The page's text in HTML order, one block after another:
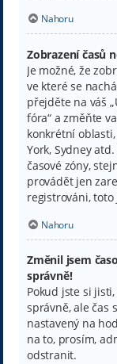
Nahoru
Zobrazení časů
Je možné, že
ve které se
přejděte na váš
fóra“ a změňte
konkrétní
York, Sydney
časové zóny,
provádět jen
registrováni,
Nahoru
Změnil jsem
správně!
Pokud jste si
správně, ale čas
nastavený na
na to, prosím,
odstranit.